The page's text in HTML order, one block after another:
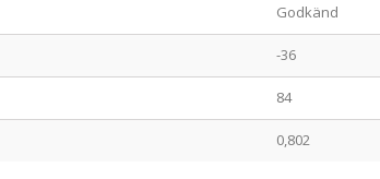
Godkänd
-36
84
0,802